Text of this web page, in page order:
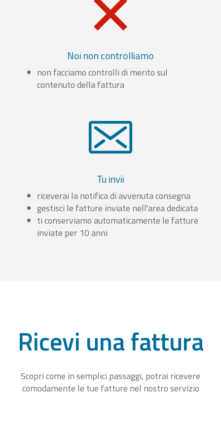
Noi non controlliamo
non facciamo controlli di merito sul
contenuto della fattura
Tu invii
riceverai la notifica di avvenuta consegna
gestisci le fatture inviate nell'area dedicata
ti conserviamo automaticamente le fatture
inviate per 10 anni
Ricevi una fattura
Scopri come in semplici passaggi, potrai ricevere
comodamente le tue fatture nel nostro servizio